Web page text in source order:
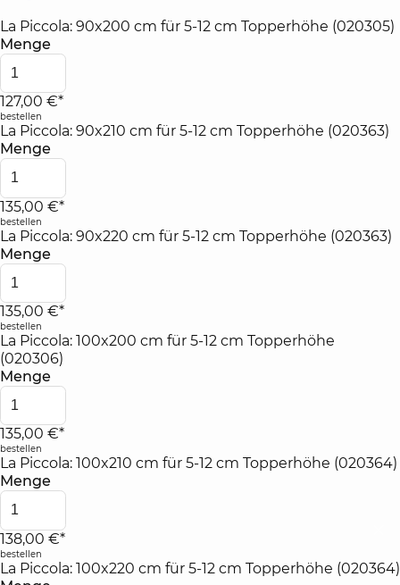
La Piccola: 90x200 cm für 5-12 cm Topperhöhe (020305)
Menge
127,00 €*
bestellen
La Piccola: 90x210 cm für 5-12 cm Topperhöhe (020363)
Menge
135,00 €*
bestellen
La Piccola: 90x220 cm für 5-12 cm Topperhöhe (020363)
Menge
135,00 €*
bestellen
La Piccola: 100x200 cm für 5-12 cm Topperhöhe
(020306)
Menge
135,00 €*
bestellen
La Piccola: 100x210 cm für 5-12 cm Topperhöhe (020364)
Menge
138,00 €*
bestellen
La Piccola: 100x220 cm für 5-12 cm Topperhöhe (020364)